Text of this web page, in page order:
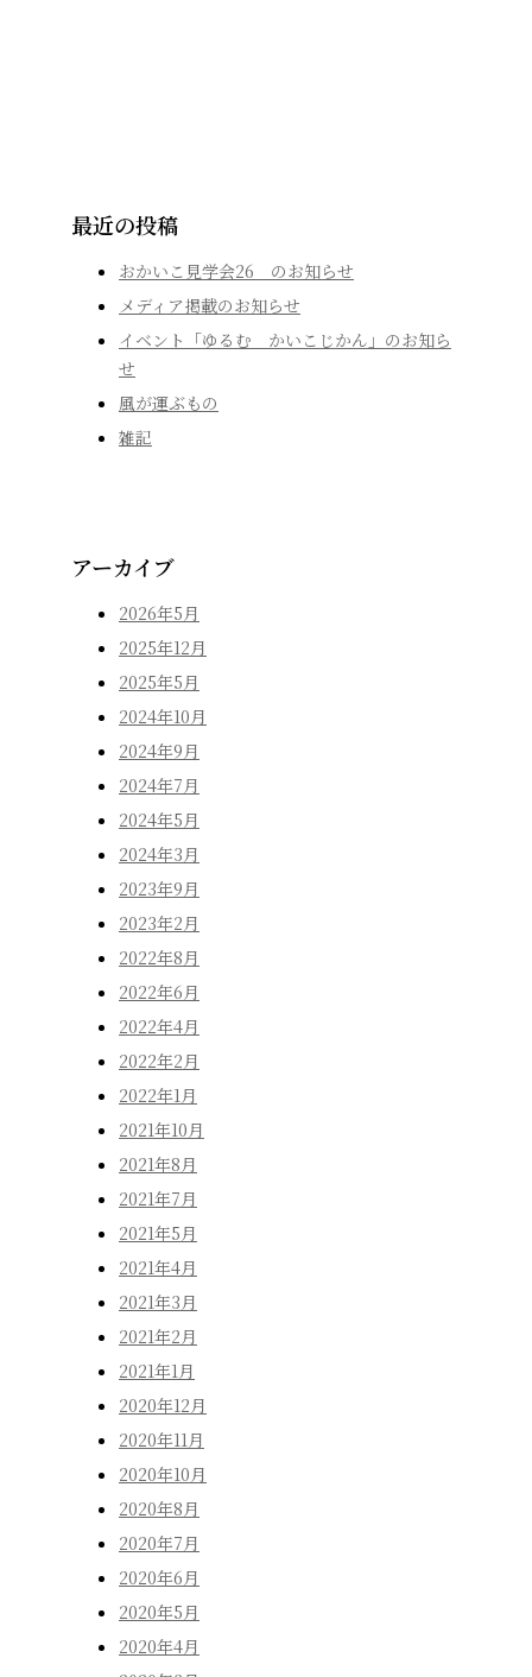
最近の投稿
おかいこ見学会26 のお知らせ
メディア掲載のお知らせ
イベント「ゆるむ かいこじかん」のお知ら
せ
風が運ぶもの
雑記
アーカイブ
2026年5月
2025年12月
2025年5月
2024年10月
2024年9月
2024年7月
2024年5月
2024年3月
2023年9月
2023年2月
2022年8月
2022年6月
2022年4月
2022年2月
2022年1月
2021年10月
2021年8月
2021年7月
2021年5月
2021年4月
2021年3月
2021年2月
2021年1月
2020年12月
2020年11月
2020年10月
2020年8月
2020年7月
2020年6月
2020年5月
2020年4月